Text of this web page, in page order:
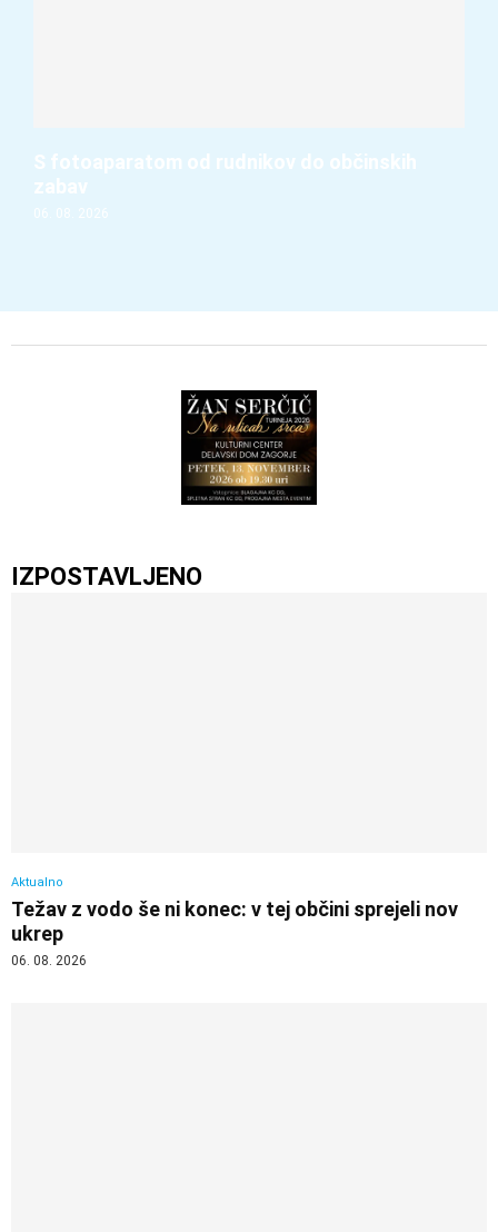
S fotoaparatom od rudnikov do občinskih
zabav
06. 08. 2026
IZPOSTAVLJENO
Aktualno
Težav z vodo še ni konec: v tej občini sprejeli nov
ukrep
06. 08. 2026